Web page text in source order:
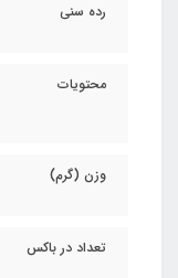
رده سنی
محتویات
وزن (گرم)
تعداد در باکس